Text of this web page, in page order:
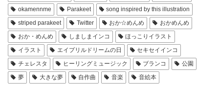
okamennme
Parakeet
song inspired by this illustration
striped parakeet
Twitter おか☆めんめ
おかめんめ
おか・めんめ
しましまインコ
ほっこりイラスト
イラスト
エイプリルドリームの日
セキセイインコ
チェレスタ
ヒーリングミュージック ブランコ
公園
夢
大きな夢 自作曲 音楽 音絵本